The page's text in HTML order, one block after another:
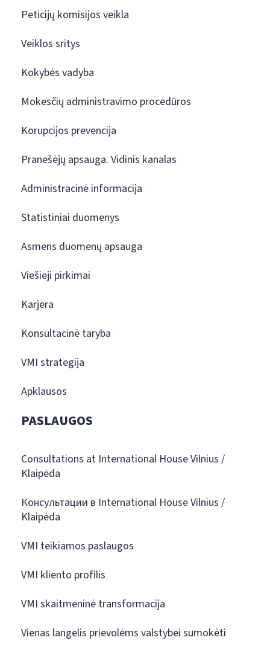
Peticijų komisijos veikla
Veiklos sritys
Kokybės vadyba
Mokesčių administravimo procedūros
Korupcijos prevencija
Pranešėjų apsauga. Vidinis kanalas
Administracinė informacija
Statistiniai duomenys
Asmens duomenų apsauga
Viešieji pirkimai
Karjera
Konsultacinė taryba
VMI strategija
Apklausos
PASLAUGOS
Consultations at International House Vilnius /
Klaipėda
Консультации в International House Vilnius /
Klaipėda
VMI teikiamos paslaugos
VMI kliento profilis
VMI skaitmeninė transformacija
Vienas langelis prievolėms valstybei sumokėti